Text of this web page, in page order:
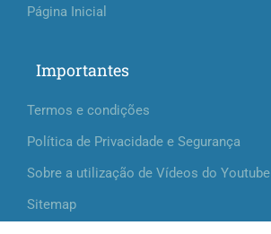
Página Inicial
Importantes
Termos e condições
Política de Privacidade e Segurança
Sobre a utilização de Vídeos do Youtube
Sitemap